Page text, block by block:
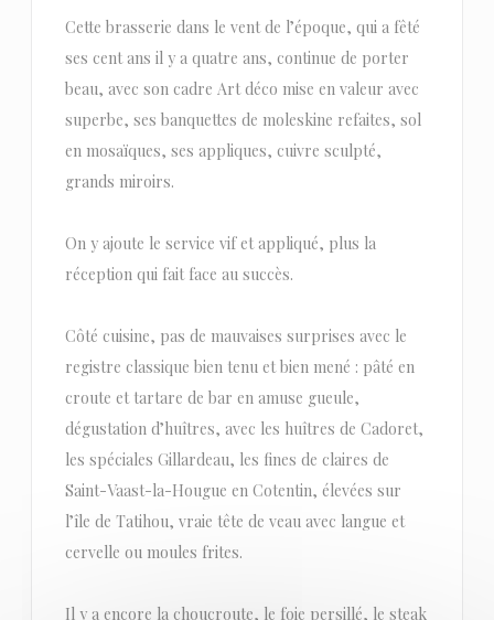
Cette brasserie dans le vent de l’époque, qui a fêté
ses cent ans il y a quatre ans, continue de porter
beau, avec son cadre Art déco mise en valeur avec
superbe, ses banquettes de moleskine refaites, sol
en mosaïques, ses appliques, cuivre sculpté,
grands miroirs.
On y ajoute le service vif et appliqué, plus la
réception qui fait face au succès.
Côté cuisine, pas de mauvaises surprises avec le
registre classique bien tenu et bien mené : pâté en
croute et tartare de bar en amuse gueule,
dégustation d’huîtres, avec les huîtres de Cadoret,
les spéciales Gillardeau, les fines de claires de
Saint-Vaast-la-Hougue en Cotentin, élevées sur
l’île de Tatihou, vraie tête de veau avec langue et
cervelle ou moules frites.
Il y a encore la choucroute, le foie persillé, le steak